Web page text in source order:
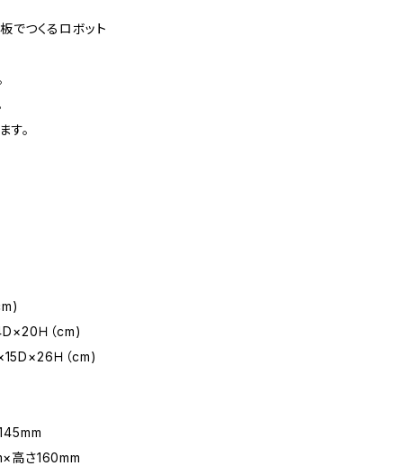
でつくるロボット
。
Ｈ（cm)
Ｈ（cm)
高さ160mm